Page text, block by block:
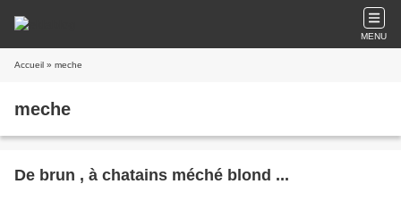
MENU
Accueil » meche
meche
De brun , à chatains méché blond ...